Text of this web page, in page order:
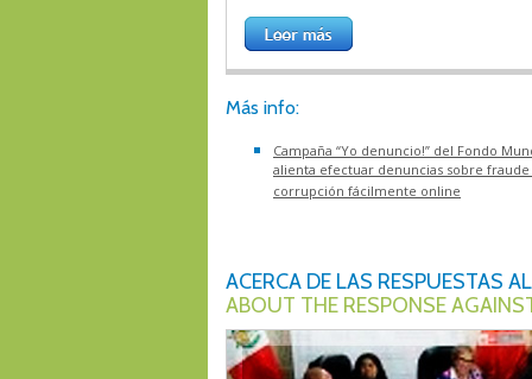
Más info:
Campaña “Yo denuncio!” del Fondo
alienta efectuar denuncias sobre
corrupción fácilmente online
ACERCA DE LAS RESPUESTAS
ABOUT THE RESPONSE